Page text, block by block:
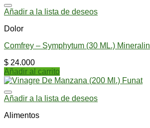
Añadir a la lista de deseos
Dolor
Comfrey – Symphytum (30 ML.) Mineralin
$ 24.000
Añadir al carrito
Añadir a la lista de deseos
Alimentos